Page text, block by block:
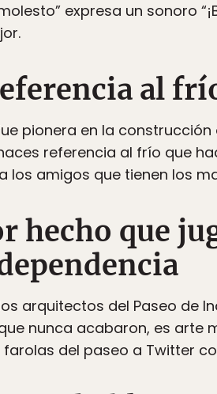
expresa un sonoro
al
pionera en la
referencia al frío que
los amigos que tienen los
hecho que
arquitectos del Paseo de
nunca acabaron, es arte
del paseo a Twitter